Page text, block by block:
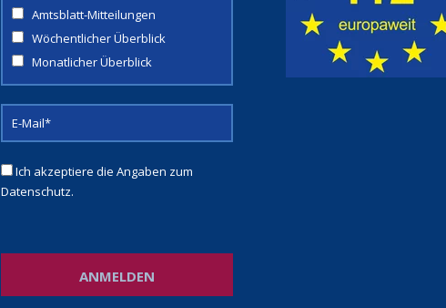
Amtsblatt-Mitteilungen
Wöchentlicher Überblick
Monatlicher Überblick
Ich akzeptiere die Angaben zum
Datenschutz.